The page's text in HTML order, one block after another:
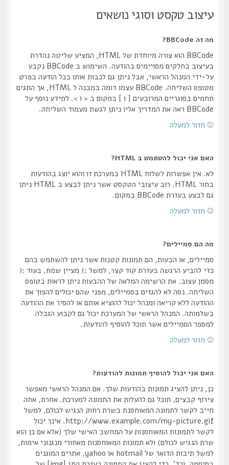
עיצוב טקסט וסוגי נושאים
מה זה BBCode?
BBCode הוא צורה מיוחדת של HTML, המציע שליטה נהדרת
בעיצוב בחלקים מסויימים בהודעה. השימוש ב BBCode נקבע
על-ידי המנהל הראשי, אבל ניתן גם לכבות אותו בכל הודעה בפרט
מטופס השליחה. BBCode עצמו דומה במבנה ל HTML, אך התגים
תחמים בסוגריים המרובעים [ ו ] במקום ב < ו >. למידע נוסף על
BBCode ראה את המדריך אליו ניתן לגשת מעמוד השליחה.
חזור למעלה
האם אני יכול להשתמש ב HTML?
לא. אין אפשרות לשלוח HTML במערכת זו והוא יוצג בהודעות
בתור HTML. רוב עיצובי הטקסט אשר ניתן לבצע ב HTML ניתן
גם לבצע בעזרת BBCode במקום.
חזור למעלה
מה הם סמיילים?
סמיילים, או הבעות, הם תמונות קטנות אשר ניתן להשתמש בהם
כדי להביע הרגשה בעזרת קוד קצר, למשל :) מציין שמח, בעוד :(
מסמן עצוב. את הרשימה המלאה של ההבעות ניתן לראות בטופס
השליחה. נסה לא להגזים בסמיילים, מפני שהם יכולים להפוך את
ההודעה ללא קריאה ומנהל יכול להוציא אותם או להסיר את ההודעה
בשלמותה. המנהל הראשי של המערכת יכול גם לקבוע הגבלה
למספר הסמיילים אשר תוכל להוסיף להודעות.
חזור למעלה
האם אני יכול להוסיף תמונות להודעות?
כן, ניתן להציג תמונות בהודעות שלך. אם המנהל הראשי מאפשר
צירוף קבצים, תוכל גם להעלות את התמונה למערכת. אחרת, אתה
חייב לקשר לתמונה המאוחסנת בשרת רחוק הנגיש לכולם, למשל
http://www.example.com/my-picture.gif. אינך יכול
לקשר לתמונות המאוחסנות על המחשב האישי שלך (אלא אם כן הוא
שרת הנגיש לכולם) ולא תמונות המאוחסנות מאחורי מנגנוני אימות,
למשל תיבות הדואר של hotmail או yahoo, אתרים המוגנים